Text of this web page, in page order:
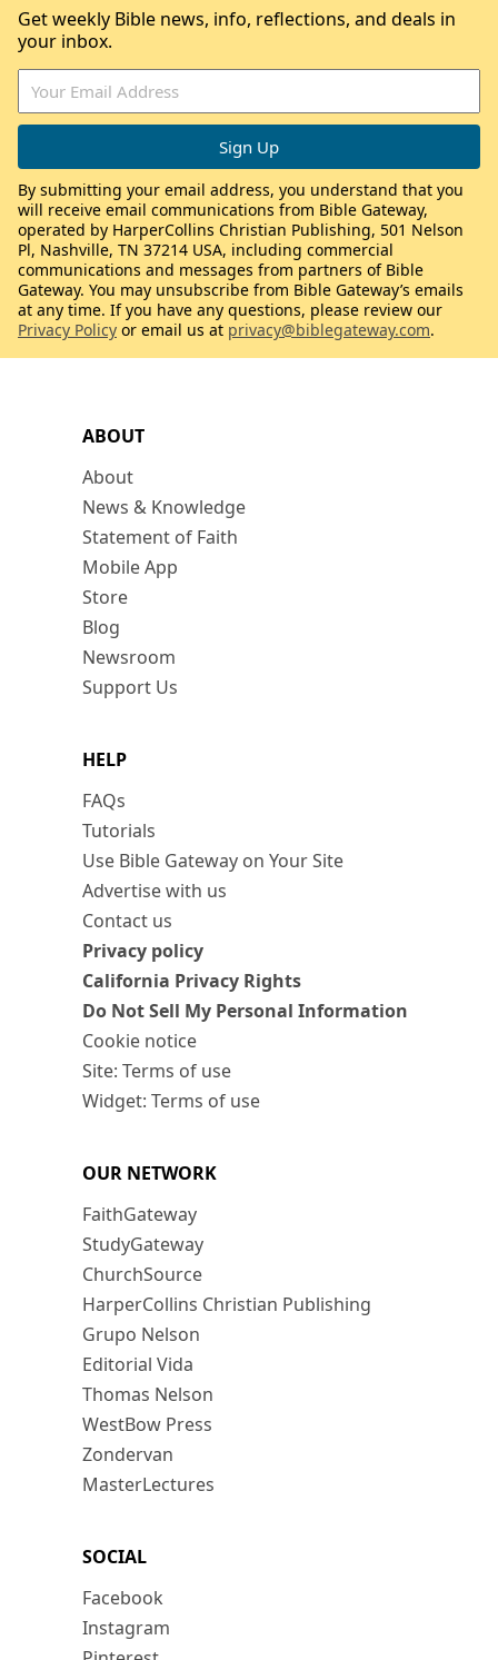
ABOUT
About
News & Knowledge
Statement of Faith
Mobile App
Store
Blog
Newsroom
Support Us
HELP
FAQs
Tutorials
Use Bible Gateway on Your Site
Advertise with us
Contact us
Privacy policy
California Privacy Rights
Do Not Sell My Personal Information
Cookie notice
Site: Terms of use
Widget: Terms of use
OUR NETWORK
FaithGateway
StudyGateway
ChurchSource
HarperCollins Christian Publishing
Grupo Nelson
Editorial Vida
Thomas Nelson
WestBow Press
Zondervan
MasterLectures
SOCIAL
Facebook
Instagram
Get weekly Bible news, info, reflections, and deals in
your inbox.
By submitting your email address, you understand that you
will receive email communications from Bible Gateway,
operated by HarperCollins Christian Publishing, 501 Nelson
Pl, Nashville, TN 37214 USA, including commercial
communications and messages from partners of Bible
Gateway. You may unsubscribe from Bible Gateway’s emails
at any time. If you have any questions, please review our
Privacy Policy or email us at privacy@biblegateway.com.